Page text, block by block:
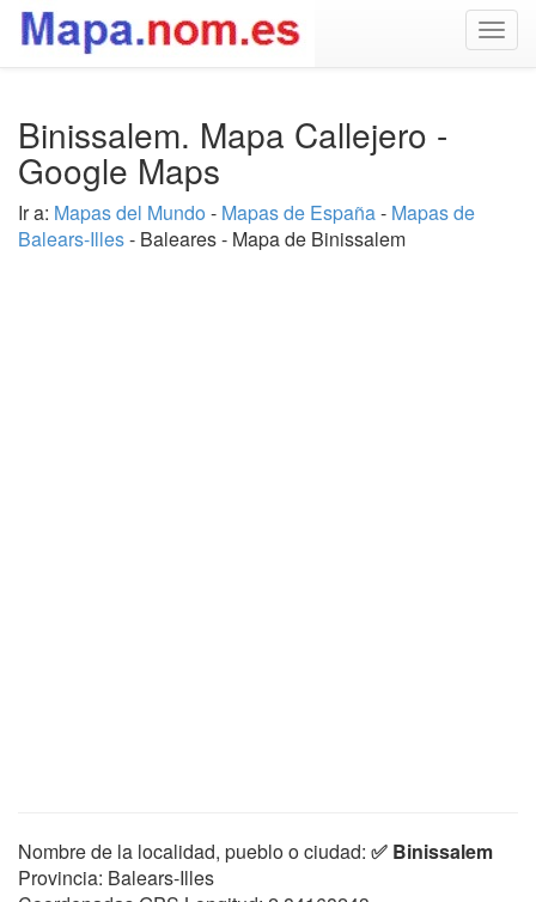
Binissalem. Mapa Callejero -
Google Maps
Ir a: Mapas del Mundo - Mapas de España- Mapas de
Balears-Illes- Baleares - Mapa de Binissalem
Nombre de la localidad, pueblo o ciudad: ✅ Binissalem
Provincia: Balears-Illes